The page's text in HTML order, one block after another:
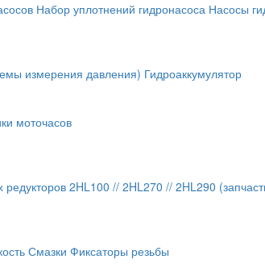
Набор уплотнений гидронасоса Насосы
измерения давления) Гидроаккумулятор
моточасов
редукторов 2HL100 // 2HL270 // 2HL290
Смазки Фиксаторы резьбы